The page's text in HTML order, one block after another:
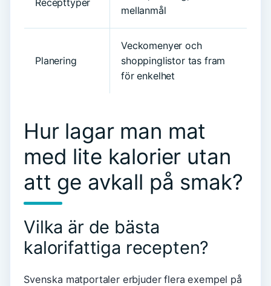
Recepttyper
mellanmål
Planering
Veckomenyer och
shoppinglistor tas fram
för enkelhet
Hur lagar man mat
med lite kalorier utan
att ge avkall på smak?
Vilka är de bästa
kalorifattiga recepten?
Svenska matportaler erbjuder flera exempel på